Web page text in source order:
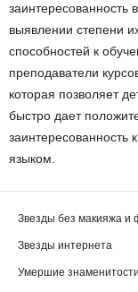
выявлении степени
способностей к
преподаватели
которая позволяет
быстро дает
заинтересованность
языком.
Звезды без макияжа и
Звезды интернета
Умершие знаменитости